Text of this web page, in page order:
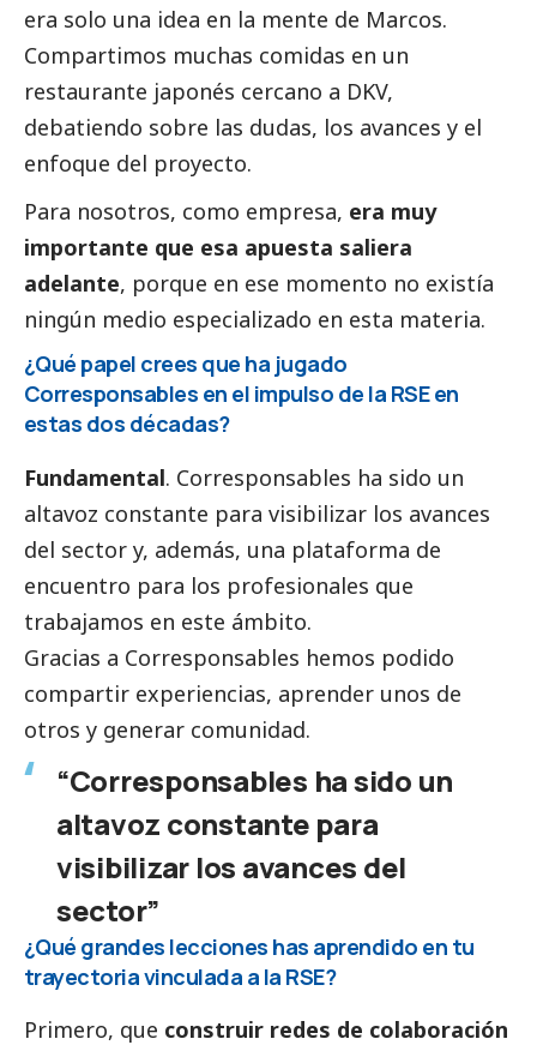
era solo una idea en la mente de Marcos.
Compartimos muchas comidas en un
restaurante japonés cercano a DKV,
debatiendo sobre las dudas, los avances y el
enfoque del proyecto.
Para nosotros, como empresa, era muy
importante que esa apuesta saliera
adelante, porque en ese momento no existía
ningún medio especializado en esta materia.
¿Qué papel crees que ha jugado
Corresponsables en el impulso de la RSE en
estas dos décadas?
Fundamental. Corresponsables ha sido un
altavoz constante para visibilizar los avances
del sector y, además, una plataforma de
encuentro para los profesionales que
trabajamos en este ámbito.
Gracias a Corresponsables hemos podido
compartir experiencias, aprender unos de
otros y generar comunidad.
“Corresponsables ha sido un
altavoz constante para
visibilizar los avances del
sector”
¿Qué grandes lecciones has aprendido en tu
trayectoria vinculada a la RSE?
Primero, que construir redes de colaboración